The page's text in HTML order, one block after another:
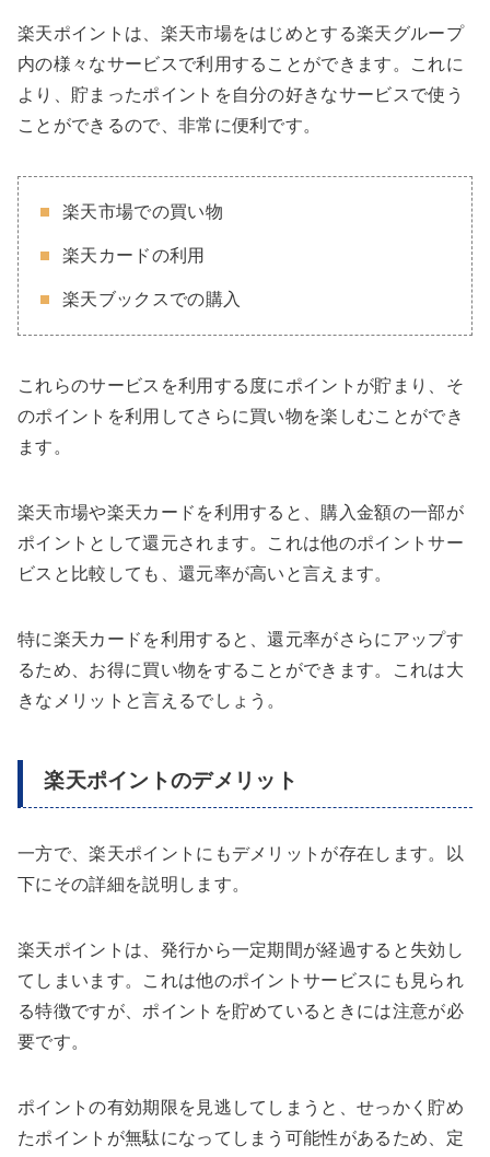
楽天ポイントは、楽天市場をはじめとする楽天グループ
内の様々なサービスで利用することができます。これに
より、貯まったポイントを自分の好きなサービスで使う
ことができるので、非常に便利です。
楽天市場での買い物
楽天カードの利用
楽天ブックスでの購入
これらのサービスを利用する度にポイントが貯まり、そ
のポイントを利用してさらに買い物を楽しむことができ
ます。
楽天市場や楽天カードを利用すると、購入金額の一部が
ポイントとして還元されます。これは他のポイントサー
ビスと比較しても、還元率が高いと言えます。
特に楽天カードを利用すると、還元率がさらにアップす
るため、お得に買い物をすることができます。これは大
きなメリットと言えるでしょう。
楽天ポイントのデメリット
一方で、楽天ポイントにもデメリットが存在します。以
下にその詳細を説明します。
楽天ポイントは、発行から一定期間が経過すると失効し
てしまいます。これは他のポイントサービスにも見られ
る特徴ですが、ポイントを貯めているときには注意が必
要です。
ポイントの有効期限を見逃してしまうと、せっかく貯め
たポイントが無駄になってしまう可能性があるため、定